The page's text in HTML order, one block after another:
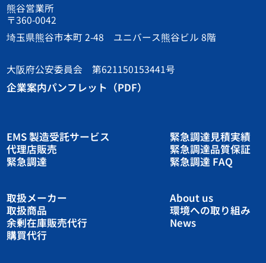
熊谷営業所
〒360-0042
埼玉県熊谷市本町 2-48 ユニバース熊谷ビル 8階
大阪府公安委員会 第621150153441号
企業案内パンフレット（PDF）
EMS 製造受託サービス
代理店販売
緊急調達
取扱メーカー
取扱商品
余剰在庫販売代行
購買代行
緊急調達見積実績
緊急調達品質保証
緊急調達 FAQ
About us
環境への取り組み
News